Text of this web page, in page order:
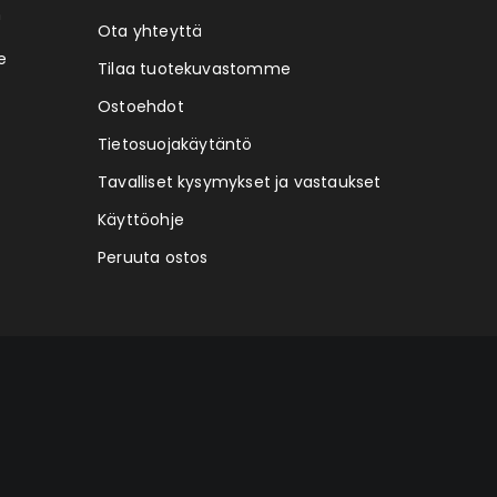
Ota yhteyttä
Tilaa tuotekuvastomme
Ostoehdot
Tietosuojakäytäntö
Tavalliset kysymykset ja vastaukset
Käyttöohje
Peruuta ostos